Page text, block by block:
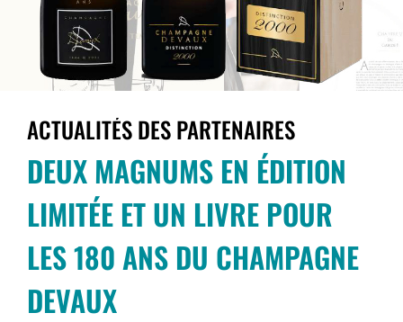
ACTUALITÉS DES PARTENAIRES
DEUX MAGNUMS EN ÉDITION
LIMITÉE ET UN LIVRE POUR
LES 180 ANS DU CHAMPAGNE
DEVAUX